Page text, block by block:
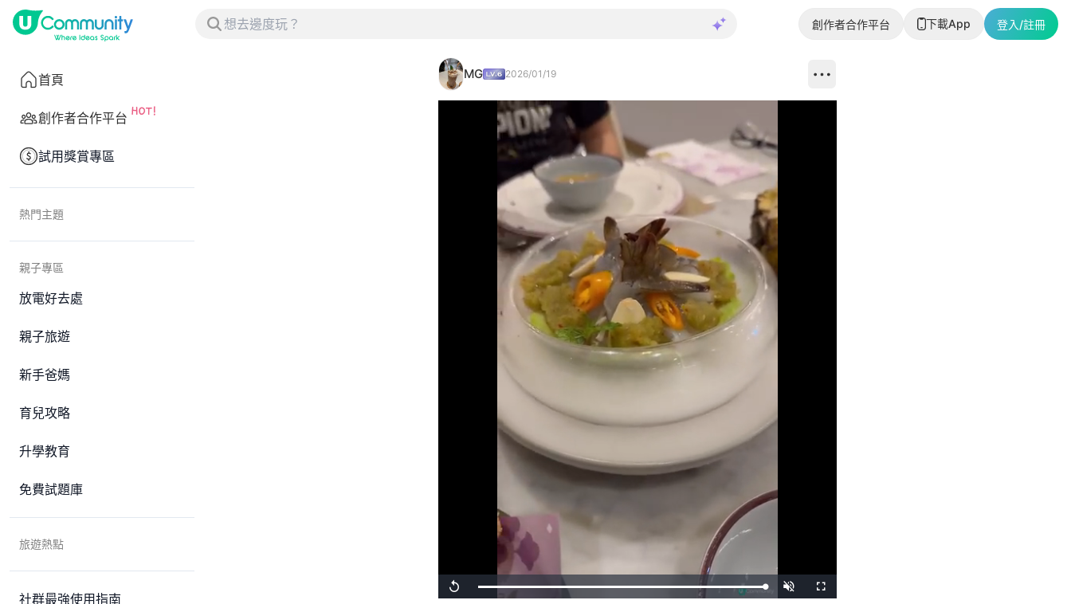
創作者合作平台 下載App 登入/註冊
首頁
創作者合作平台
試用獎賞專區
熱門主題
親子專區
放電好去處
親子旅遊
新手爸媽
育兒攻略
升學教育
免費試題庫
旅遊熱點
社群最強使用指南
MG 2026/01/19
Replay Loaded:
100.00%
Unmute Fullscreen